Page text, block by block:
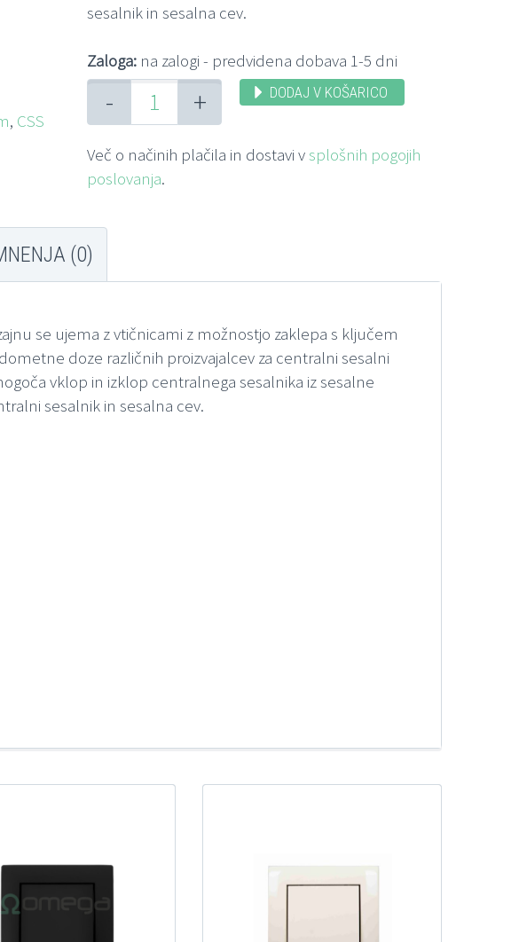
, CSS
sesalnik in sesalna cev.
Zaloga: na zalogi - predvidena dobava 1-5 dni
- + DODAJ V KOŠARICO
Več o načinih plačila in dostavi vsplošnih pogojih
poslovanja.
(0)
se ujema z vtičnicami z možnostjo zaklepa s ključem
doze različnih proizvajalcev za centralni sesalni
vklop in izklop centralnega sesalnika iz sesalne
sesalnik in sesalna cev.